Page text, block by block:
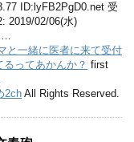
ID:lyFB2PgD0.net 受
2019/02/06(水)
…
と一緒に医者に来て受付
ってあかんか？ first
2ch All Rights Reserved.